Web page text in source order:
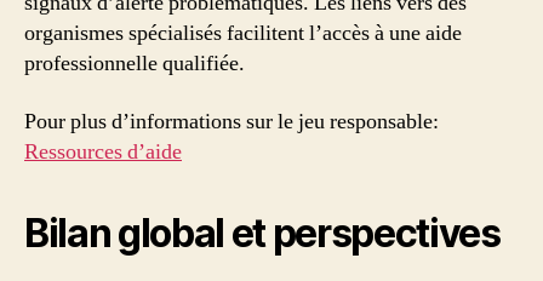
organismes spécialisés facilitent l’accès à une aide
professionnelle qualifiée.
Pour plus d’informations sur le jeu responsable:
Ressources d’aide
Bilan global et perspectives